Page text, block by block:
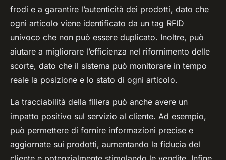
frodi e a garantire l’autenticità dei prodotti, dato che
ogni articolo viene identificato da un tag RFID
univoco che non può essere duplicato. Inoltre, può
aiutare a migliorare l’efficienza nel rifornimento delle
scorte, dato che il sistema può monitorare in tempo
reale la posizione e lo stato di ogni articolo.
La tracciabilità della filiera può anche avere un
impatto positivo sul servizio al cliente. Ad esempio,
può permettere di fornire informazioni precise e
aggiornate sui prodotti, aumentando la fiducia del